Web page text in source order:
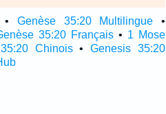
Genèse 35:20 Multilingue •
35:20 Français • 1 Mose
Chinois•Genesis 35:20